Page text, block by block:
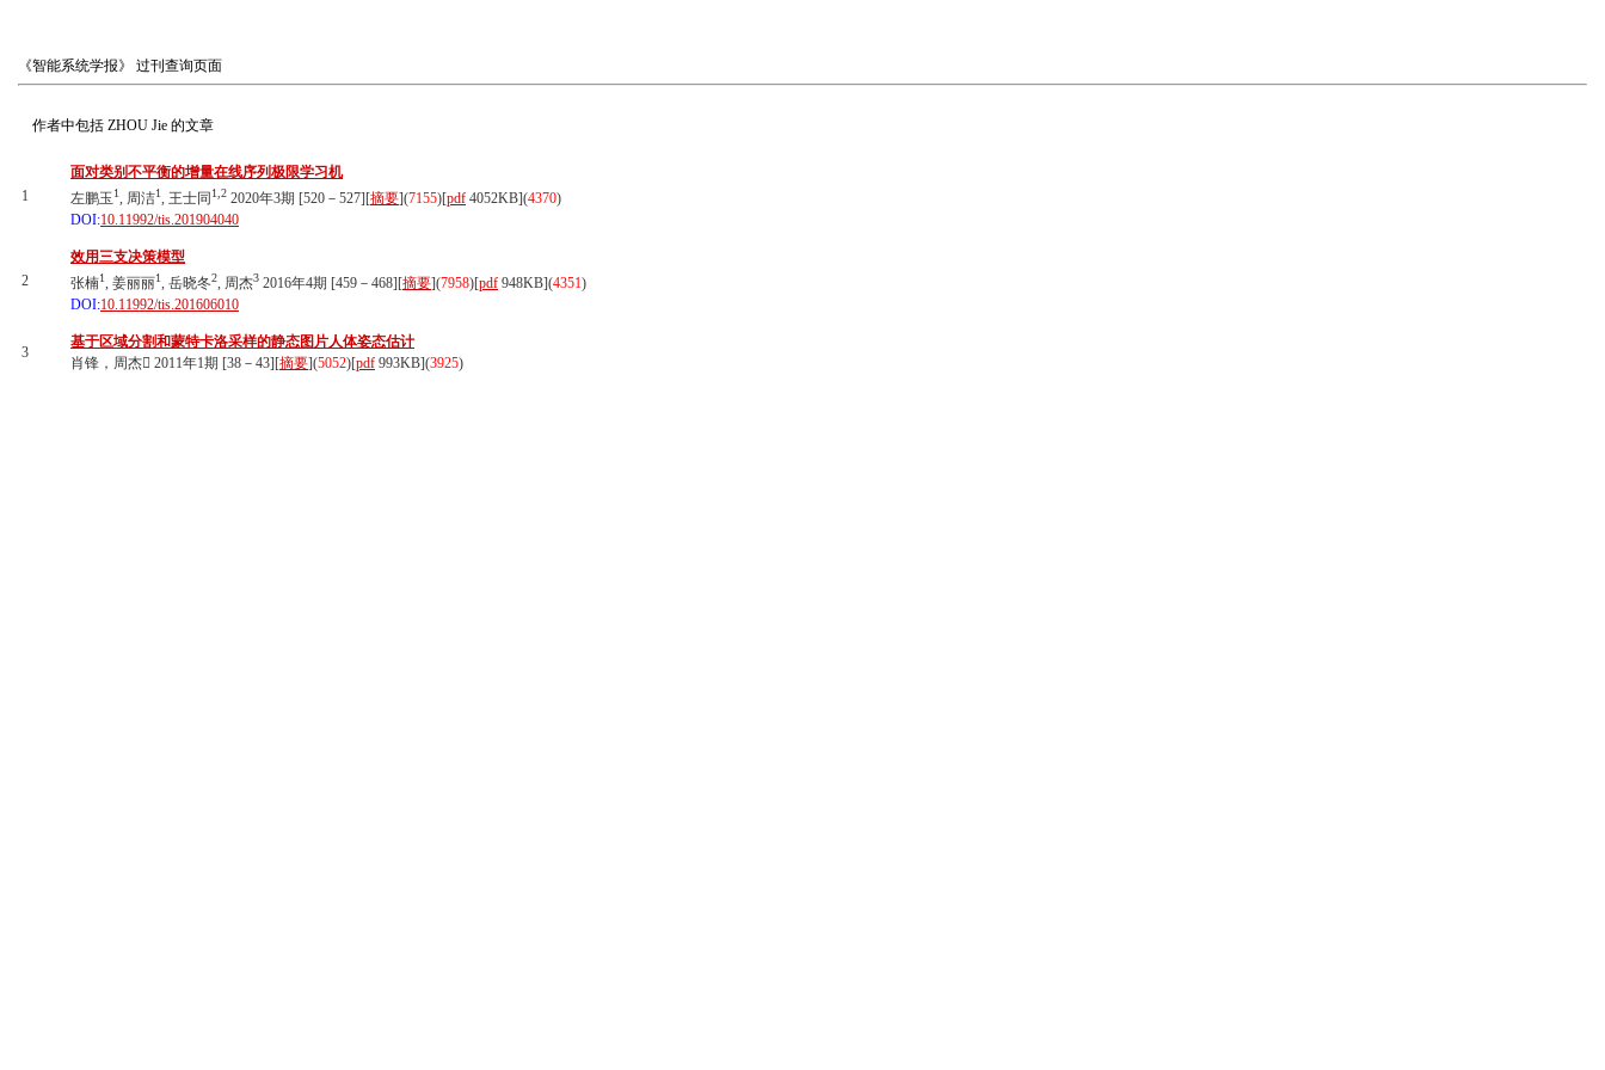
《智能系统学报》 过刊查询页面
作者中包括 ZHOU Jie 的文章
1
面对类别不平衡的增量在线序列极限学习机
左鹏玉1, 周洁1, 王士同 1,2 2020年3期 [520－527][摘要](7155)[pdf 4052KB](4370)
DOI:10.11992/tis.201904040
2
效用三支决策模型
张楠1, 姜丽丽1, 岳晓冬2, 周杰3 2016年4期 [459－468][摘要](7958)[pdf 948KB](4351)
DOI:10.11992/tis.201606010
3
基于区域分割和蒙特卡洛采样的静态图片人体姿态估计
肖锋，周杰 2011年1期 [38－43][摘要](5052)[pdf 993KB](3925)